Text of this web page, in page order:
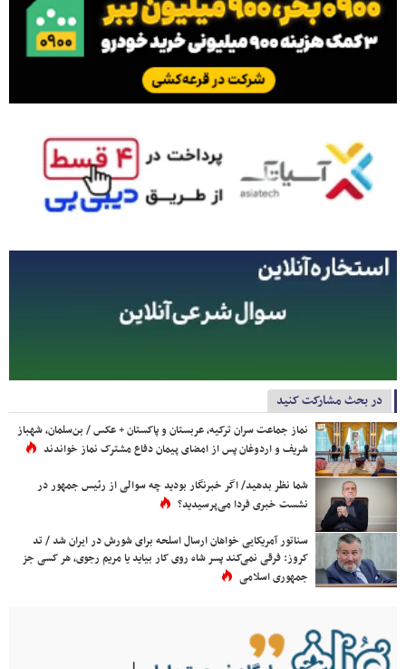
در بحث مشارکت کنید
نماز جماعت سران ترکیه، عربستان و پاکستان + عکس / بن‌سلمان، شهباز
شریف و اردوغان پس از امضای پیمان دفاع مشترک نماز خواندند
شما نظر بدهید/ اگر خبرنگار بودید چه سوالی از رئیس جمهور در
نشست خبری فردا می‌پرسیدید؟
سناتور آمریکایی خواهان ارسال اسلحه برای شورش در ایران شد / تد
کروز: فرقی نمی‌کند پسر شاه روی کار بیاید یا مریم رجوی، هر کسی جز
جمهوری اسلامی